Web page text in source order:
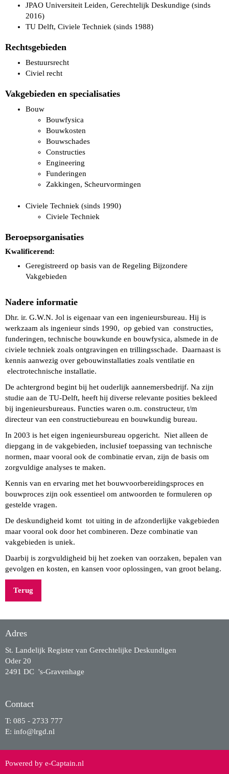
JPAO Universiteit Leiden, Gerechtelijk Deskundige (sinds
2016)
TU Delft, Civiele Techniek (sinds 1988)
Rechtsgebieden
Bestuursrecht
Civiel recht
Vakgebieden en specialisaties
Bouw
Bouwfysica
Bouwkosten
Bouwschades
Constructies
Engineering
Funderingen
Zakkingen, Scheurvormingen
Civiele Techniek (sinds 1990)
Civiele Techniek
Beroepsorganisaties
Kwalificerend:
Geregistreerd op basis van de Regeling Bijzondere
Vakgebieden
Nadere informatie
Dhr. ir. G.W.N. Jol is eigenaar van een ingenieursbureau. Hij is
werkzaam als ingenieur sinds 1990, op gebied van constructies,
funderingen, technische bouwkunde en bouwfysica, alsmede in de
civiele techniek zoals ontgravingen en trillingsschade. Daarnaast is
kennis aanwezig over gebouwinstallaties zoals ventilatie en
electrotechnische installatie.
De achtergrond begint bij het ouderlijk aannemersbedrijf. Na zijn
studie aan de TU-Delft, heeft hij diverse relevante posities bekleed
bij ingenieursbureaus. Functies waren o.m. constructeur, t/m
directeur van een constructiebureau en bouwkundig bureau.
In 2003 is het eigen ingenieursbureau opgericht. Niet alleen de
diepgang in de vakgebieden, inclusief toepassing van technische
normen, maar vooral ook de combinatie ervan, zijn de basis om
zorgvuldige analyses te maken.
Kennis van en ervaring met het bouwvoorbereidingsproces en
bouwproces zijn ook essentieel om antwoorden te formuleren op
gestelde vragen.
De deskundigheid komt tot uiting in de afzonderlijke vakgebieden
maar vooral ook door het combineren. Deze combinatie van
vakgebieden is uniek.
Daarbij is zorgvuldigheid bij het zoeken van oorzaken, bepalen van
gevolgen en kosten, en kansen voor oplossingen, van groot belang.
Terug
Adres
St. Landelijk Register van Gerechtelijke Deskundigen
Oder 20
2491 DC 's-Gravenhage
Contact
T: 085 - 2733 777
E: ofni@lrgd.nl
Powered by e-Captain.nl